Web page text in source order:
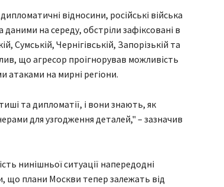
відносини, російські війська
на середу, обстріли зафіксовані в
Сумській, Чернігівській, Запорізькій та
що агресор проігнорував можливість
на мирні регіони.
та дипломатії, і вони знають, як
для узгодження деталей," – зазначив
нинішньої ситуації напередодні
що плани Москви тепер залежать від